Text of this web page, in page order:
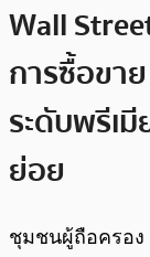
Wall
การซื้อขา
ระดับพรีเ
ย่อย
ชุมชนผู้ถือครอง